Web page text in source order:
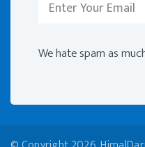
We hate spam as